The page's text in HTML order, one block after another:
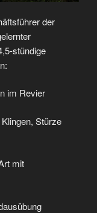
der
stündige
im Revier
Stürze
mit